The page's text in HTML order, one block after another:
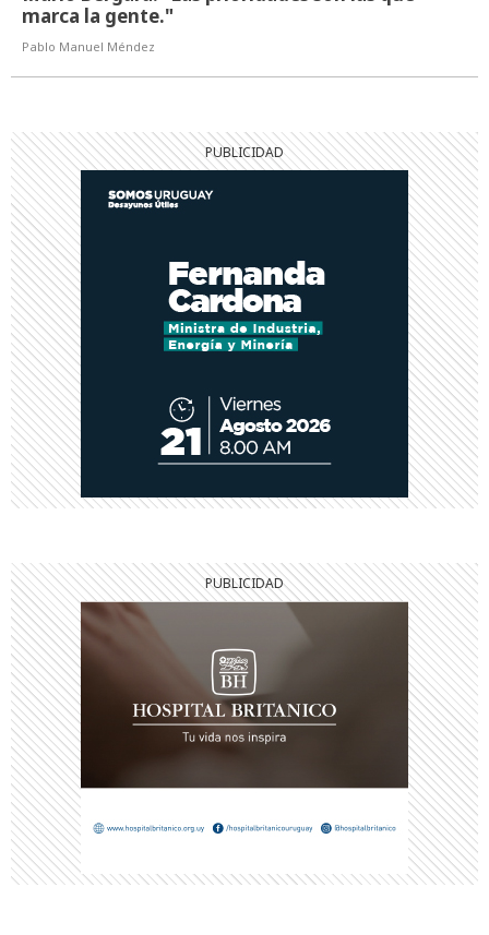
marca la gente."
Pablo Manuel Méndez